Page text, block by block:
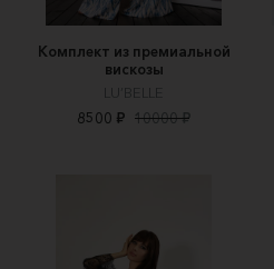
Комплект из премиальной
вискозы
LU’BELLE
8500 ₽ 10000 ₽